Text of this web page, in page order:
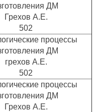
ДМ
Грехов А.Е.
502
процессы
ДМ
грехов А.Е.
502
процессы
ДМ
Грехов А.Е.